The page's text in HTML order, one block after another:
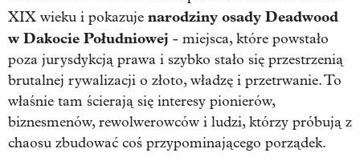
XIX wieku i pokazuje narodziny osady Deadwood
w Dakocie Południowej - miejsca, które powstało
poza jurysdykcją prawa i szybko stało się przestrzenią
brutalnej rywalizacji o złoto, władzę i przetrwanie. To
właśnie tam ścierają się interesy pionierów,
biznesmenów, rewolwerowców i ludzi, którzy próbują z
chaosu zbudować coś przypominającego porządek.